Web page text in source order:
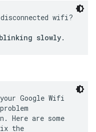
wifi?
slowly.
Google Wifi
Here are some
the